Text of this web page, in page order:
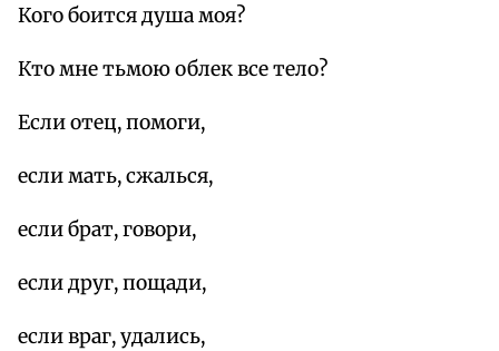
Кого боится душа моя?
Кто мне тьмою облек все тело?
Если отец, помоги,
если мать, сжалься,
если брат, говори,
если друг, пощади,
если враг, удались,